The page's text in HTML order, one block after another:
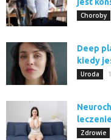
Choroby
Deep
kiedy
Uroda
Zdrowie